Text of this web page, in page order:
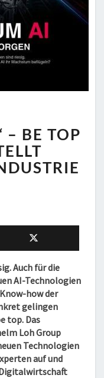
– BE TOP
Auch für die
AI-Technologien
how der
gelingen
top. Das
Loh Group
Technologien
auf und